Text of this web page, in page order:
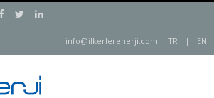
info@ilkerlerenerji.com TR | EN